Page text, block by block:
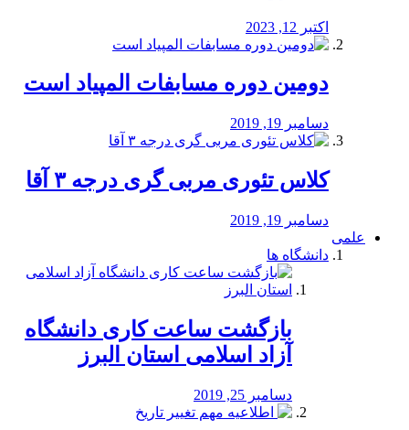
اکتبر 12, 2023
دومین دوره مسابفات المپیاد است
دسامبر 19, 2019
کلاس تئوری مربی گری درجه ۳ آقا
دسامبر 19, 2019
علمی
دانشگاه ها
بازگشت ساعت کاری دانشگاه
آزاد اسلامی استان البرز
دسامبر 25, 2019